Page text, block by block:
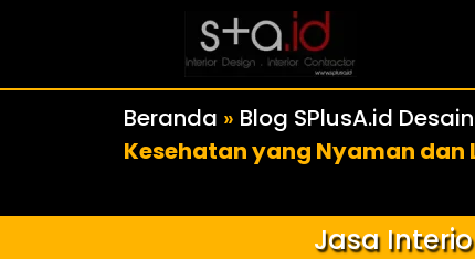
Beranda » Blog SPlusA.id
Kesehatan yang Nyaman dan
Jasa